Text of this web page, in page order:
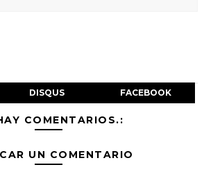
DISQUS FACEBOOK
COMENTARIOS.:
UN COMENTARIO